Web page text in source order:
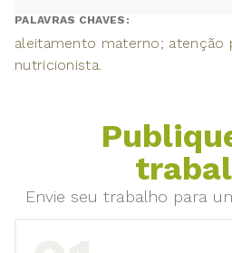
PALAVRAS CHAVES:
aleitamento materno; atenção
nutricionista.
Envie seu trabalho para